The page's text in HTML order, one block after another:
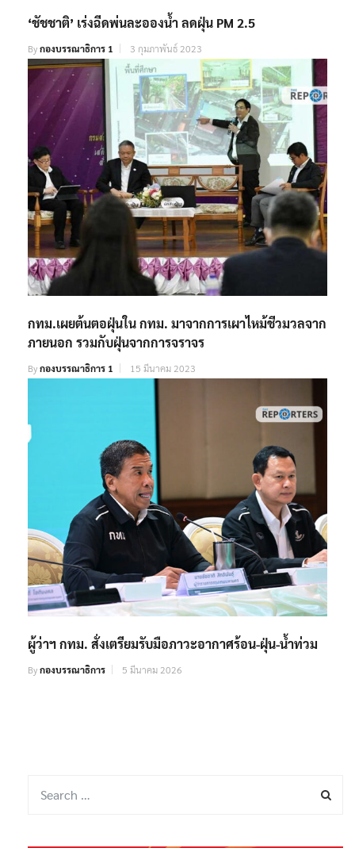
‘ชัชชาติ’ เร่งฉีดพ่นละอองน้ำ ลดฝุ่น PM 2.5
Byกองบรรณาธิการ 1 3 กุมภาพันธ์ 2023
กทม.เผยต้นตอฝุ่นใน กทม. มาจากการเผาไหม้ชีวมวลจาก
ภายนอก รวมกับฝุ่นจากการจราจร
Byกองบรรณาธิการ 1 15 มีนาคม 2023
ผู้ว่าฯ กทม. สั่งเตรียมรับมือภาวะอากาศร้อน-ฝุ่น-น้ำท่วม
Byกองบรรณาธิการ 5 มีนาคม 2026